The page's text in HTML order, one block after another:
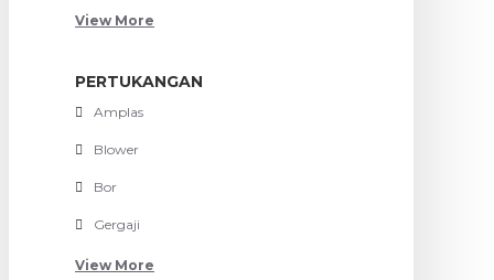
View More
PERTUKANGAN
Amplas
Blower
Bor
Gergaji
View More